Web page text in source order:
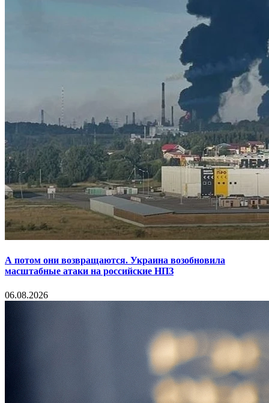
А потом они возвращаются. Украина возобновила
масштабные атаки на российские НПЗ
06.08.2026